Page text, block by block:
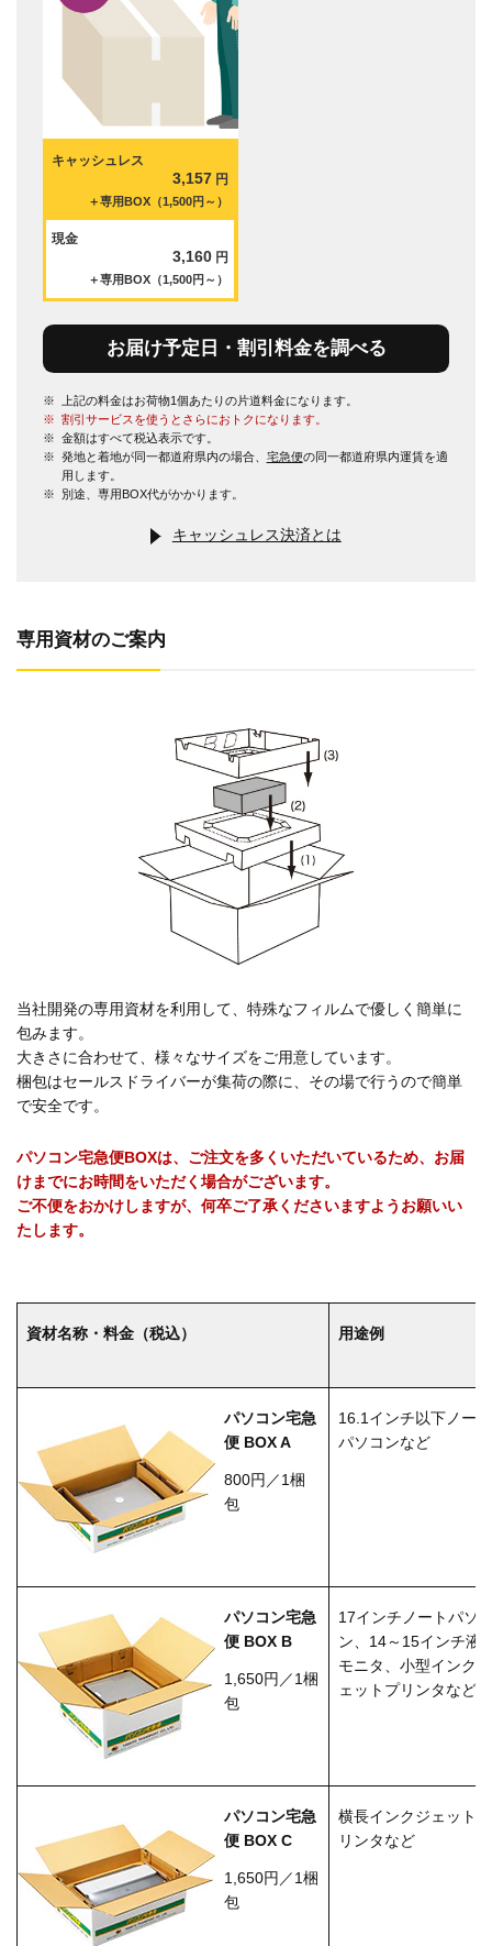
キャッシュレス
3,157 円
＋専用BOX（1,500円～）
現金
3,160 円
＋専用BOX（1,500円～）
お届け予定日・割引料金を調べる
※
上記の料金はお荷物1個あたりの片道料金になります。
※ 割引サービスを使うとさらにおトクになります。
※ 金額はすべて税込表示です。
※ 発地と着地が同一都道府県内の場合、 宅急便の同一都道府県内運賃を適
用します。
※
別途、専用BOX代がかかります。
キャッシュレス決済とは
専用資材のご案内
当社開発の専用資材を利用して、特殊なフィルムで優しく簡単に
包みます。
大きさに合わせて、様々なサイズをご用意しています。
梱包はセールスドライバーが集荷の際に、その場で行うので簡単
で安全です。
パソコン宅急便BOXは、ご注文を多くいただいているため、お届
けまでにお時間をいただく場合がございます。
ご不便をおかけしますが、何卒ご了承くださいますようお願いい
たします。
資材名称・料金（税込） 用途例
パソコン宅急
便 BOX A
800円／1梱
包
16.1インチ以下ノート
パソコンなど
パソコン宅急
便 BOX B
1,650円／1梱
包
17インチノートパソ
ン、14～15インチ液
モニタ、小型インクジ
ェットプリンタなど
パソコン宅急
便 BOX C
1,650円／1梱
包
横長インクジェットプ
リンタなど